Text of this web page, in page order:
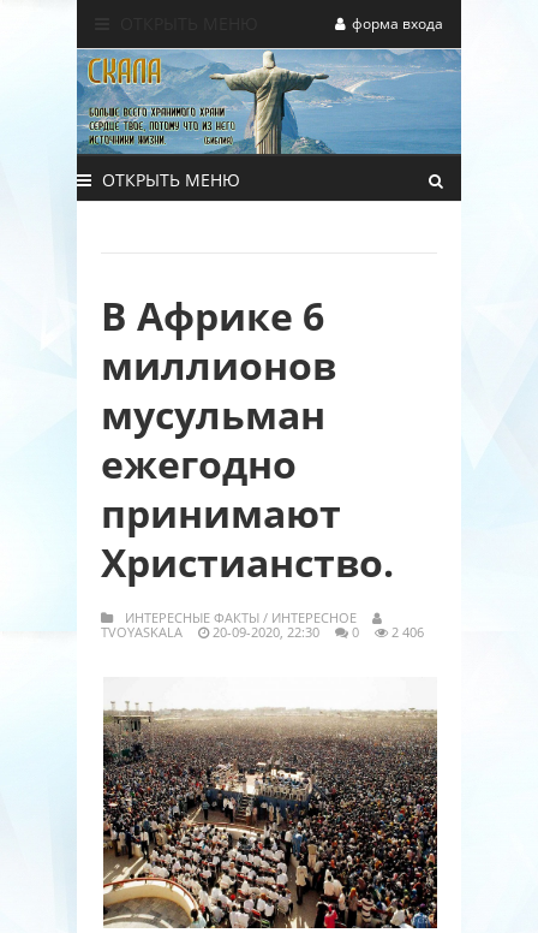
форма входа
ОТКРЫТЬ МЕНЮ
В Африке 6
миллионов
мусульман
ежегодно
принимают
Христианство.
ИНТЕРЕСНЫЕ ФАКТЫ / ИНТЕРЕСНОЕ
TVOYASKALA
20-09-2020, 22:30 0 2 406